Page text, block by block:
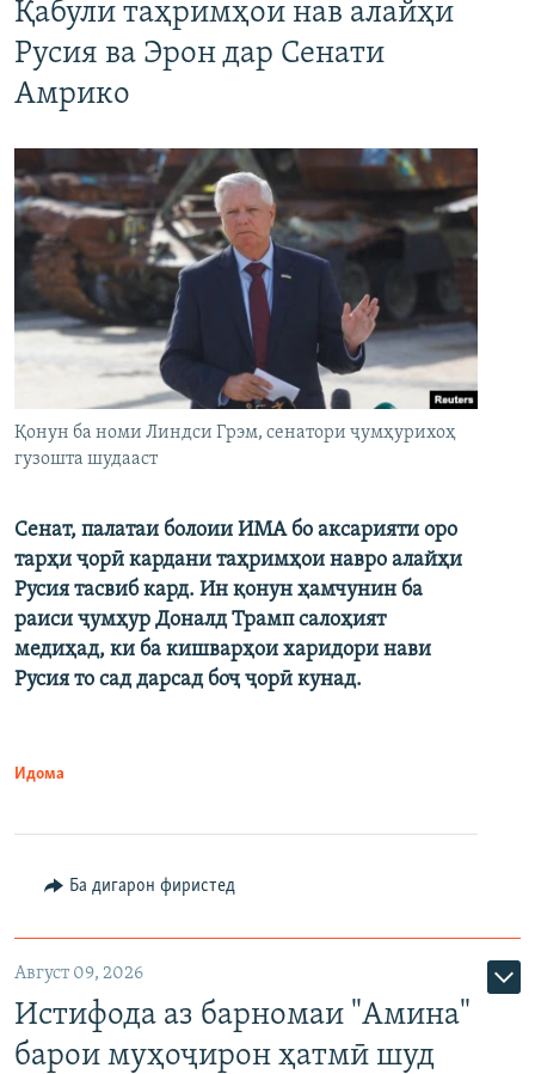
Қабули таҳримҳои нав алайҳи
Русия ва Эрон дар Сенати
Амрико
Қонун ба номи Линдси Грэм, сенатори ҷумҳурихоҳ
гузошта шудааст
Сенат, палатаи болоии ИМА бо аксарияти оро
тарҳи ҷорӣ кардани таҳримҳои навро алайҳи
Русия тасвиб кард. Ин қонун ҳамчунин ба
раиси ҷумҳур Доналд Трамп салоҳият
медиҳад, ки ба кишварҳои харидори нави
Русия то сад дарсад боҷ ҷорӣ кунад.
Идома
Ба дигарон фиристед
Август 09, 2026
Истифода аз барномаи "Амина"
барои муҳоҷирон ҳатмӣ шуд